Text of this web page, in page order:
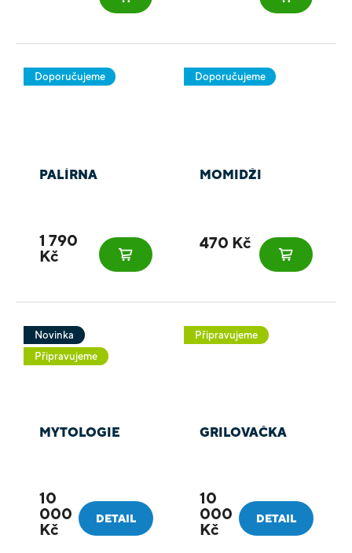
Doporučujeme
PALÍRNA
1 790
Kč
Doporučujeme
MOMIDŽI
470 Kč
Novinka
Připravujeme
MYTOLOGIE
10
000
Kč
DETAIL
Připravujeme
GRILOVAČKA
10
000
Kč
DETAIL